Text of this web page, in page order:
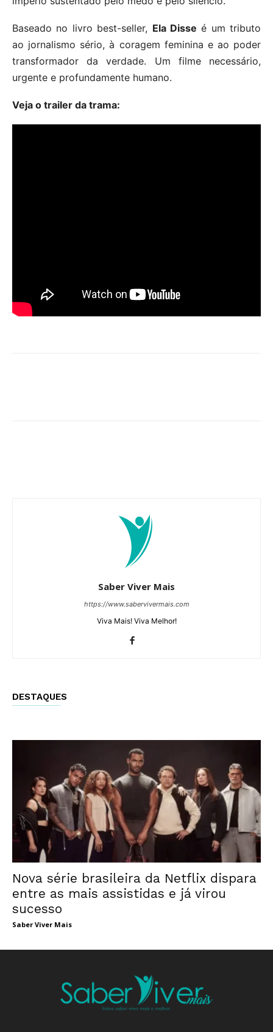
Baseado no livro best-seller, Ela Disse é um tributo
ao jornalismo sério, à coragem feminina e ao poder
transformador da verdade. Um filme necessário,
urgente e profundamente humano.
Veja o trailer da trama:
Saber Viver Mais
https://www.sabervivermais.com
Viva Mais! Viva Melhor!
DESTAQUES
Nova série brasileira da Netflix dispara
entre as mais assistidas e já virou
sucesso
Saber Viver Mais